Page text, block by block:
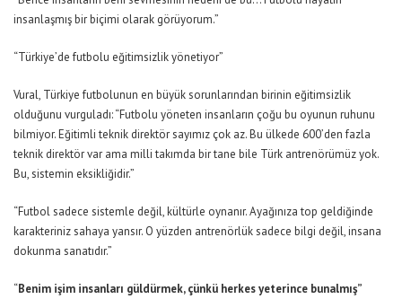
insanlaşmış bir biçimi olarak görüyorum.”
“Türkiye’de futbolu eğitimsizlik yönetiyor”
Vural, Türkiye futbolunun en büyük sorunlarından birinin eğitimsizlik
olduğunu vurguladı:“Futbolu yöneten insanların çoğu bu oyunun ruhunu
bilmiyor. Eğitimli teknik direktör sayımız çok az. Bu ülkede 600’den fazla
teknik direktör var ama milli takımda bir tane bile Türk antrenörümüz yok.
Bu, sistemin eksikliğidir.”
“Futbol sadece sistemle değil, kültürle oynanır. Ayağınıza top geldiğinde
karakteriniz sahaya yansır. O yüzden antrenörlük sadece bilgi değil, insana
dokunma sanatıdır.”
“Benim işim insanları güldürmek, çünkü herkesyeterince bunalmış”